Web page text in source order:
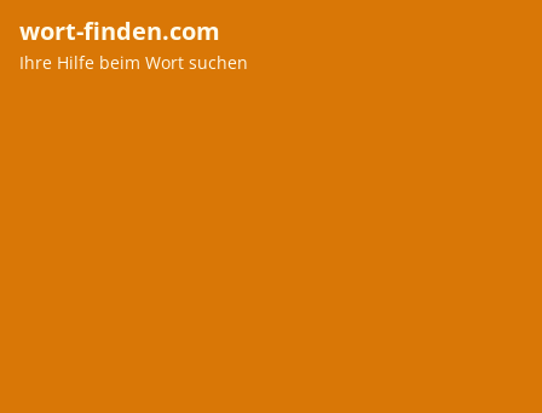
wort-finden.com
Ihre Hilfe beim Wort suchen